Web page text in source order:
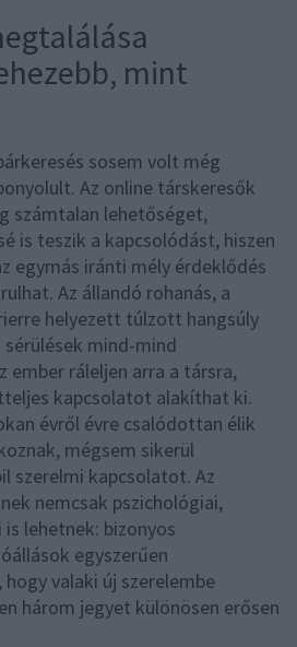
mint
sosem volt még
Az online társkeresők
számtalan lehetőséget,
is teszik a kapcsolódást, hiszen
egymás iránti mély érdeklődés
Az állandó rohanás, a
helyezett túlzott hangsúly
mind-mind
ember ráleljen arra a társra,
kapcsolatot alakíthat ki.
évről évre csalódottan élik
mégsem sikerül
szerelmi kapcsolatot. Az
nemcsak pszichológiai,
lehetnek: bizonyos
egyszerűen
valaki új szerelembe
három jegyet különösen erősen